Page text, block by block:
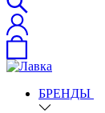
БРЕНДЫ